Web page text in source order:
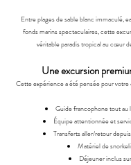
Entre plages de sable blanc immaculé,
fonds marins spectaculaires, cette
véritable paradis tropical au cœur
Une excursion
Cette expérience a été pensée pour
Guide francophone tout au
Équipe attentionnée et
Transferts aller/retour
Matériel de
Déjeuner inclus